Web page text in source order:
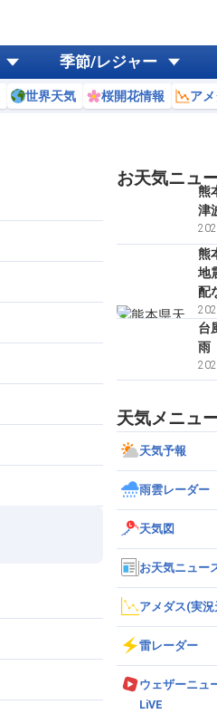
季節/レジャー
世界天気 桜開花情報 ア
お天気ニュ
熊
津
熊
地
配
台
雨
天気メニュ
天気予報
雨雲レーダー
天気図
お天気ニュー
アメダス(実況
雷レーダー
ウェザーニュ
LiVE